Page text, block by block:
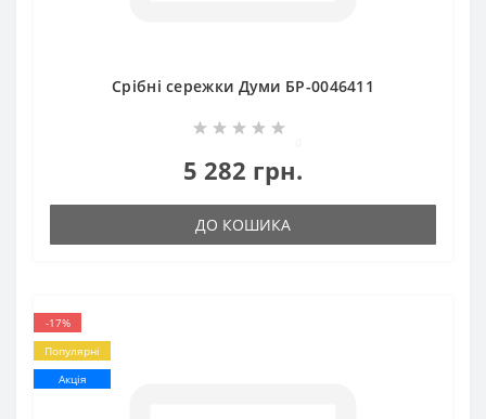
Срібні сережки Думи БР-0046411
5 282 грн.
ДО КОШИКА
-17%
Популярні
Акція